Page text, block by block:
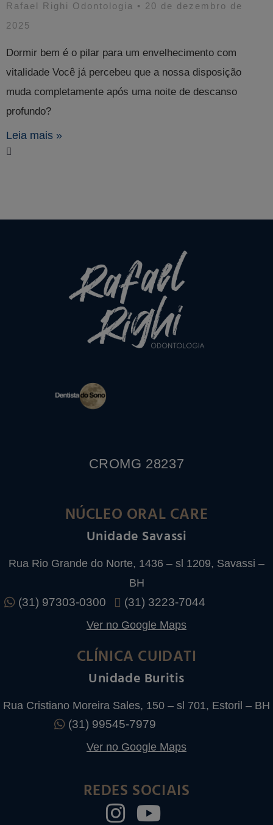
Rafael Righi Odontologia
20 de dezembro de
2025
Dormir bem é o pilar para um envelhecimento com
vitalidade Você já percebeu que a nossa disposição
muda completamente após uma noite de descanso
profundo?
Leia mais »
CROMG 28237
NÚCLEO ORAL CARE
Unidade Savassi
Rua Rio Grande do Norte, 1436 – sl 1209, Savassi –
BH
(31) 97303-0300 (31) 3223-7044
Ver no Google Maps
CLÍNICA CUIDATI
Unidade Buritis
Rua Cristiano Moreira Sales, 150 – sl 701, Estoril – BH
(31) 99545-7979
Ver no Google Maps
REDES SOCIAIS